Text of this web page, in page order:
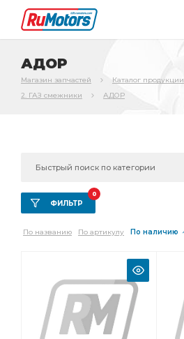
АДОР
Магазин запчастей Каталог продукции
2. ГАЗ смежники
АДОР
ФИЛЬТР
0
По названию По артикулу По наличию